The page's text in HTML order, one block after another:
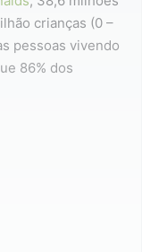
crianças (0 –
pessoas vivendo
86% dos